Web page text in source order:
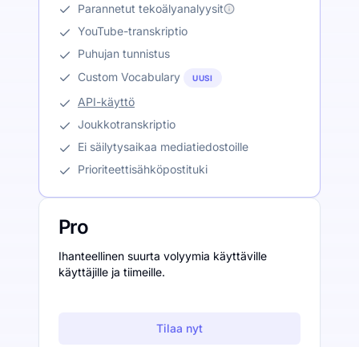
Parannetut tekoälyanalyysit
YouTube-transkriptio
Puhujan tunnistus
Custom Vocabulary
UUSI
API-käyttö
Joukkotranskriptio
Ei säilytysaikaa mediatiedostoille
Prioriteettisähköpostituki
Pro
Ihanteellinen suurta volyymia käyttäville
käyttäjille ja tiimeille.
Tilaa nyt